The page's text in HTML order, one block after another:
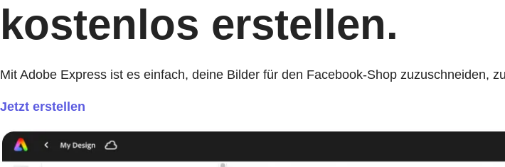
kostenlos erstellen.
Mit Adobe Express ist es einfach, deine Bilder für den Facebook-Shop zuzuschneiden,
Jetzt erstellen